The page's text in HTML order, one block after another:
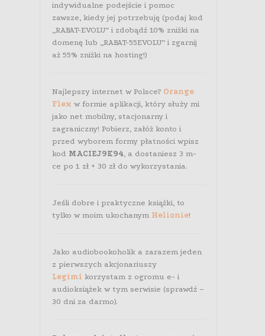
indywidualne podejście i pomoc
zawsze, kiedy jej potrzebuję (podaj kod
„RABAT-EVOLU” i zdobądź 10% zniżki na
domenę lub „RABAT-55EVOLU” i zgarnij
aż 55% zniżki na hosting!)
Najlepszy internet w Polsce? Orange
Flex w formie aplikacji, który służy mi
jako net mobilny, stacjonarny i
zagraniczny! Pobierz, załóż konto i
przed wyborem formy płatności wpisz
kod MACIEJ9K94, a dostaniesz 3 m-
ce po 1 zł + 30 zł do wykorzystania.
Jeśli dobre i praktyczne książki, to
tylko w moim ukochanym Helionie!
Jako audiobookoholik a zarazem jeden
z pierwszych akcjonariuszy
Legimi korzystam z ogromu e- i
audioksiążek w tym serwisie (sprawdź –
30 dni za darmo).